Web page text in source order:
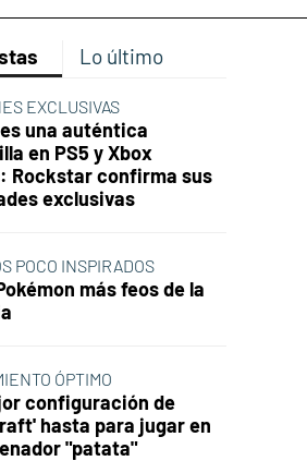
Lo último
EXCLUSIVAS
es una auténtica
en PS5 y Xbox
Rockstar confirma sus
exclusivas
POCO INSPIRADOS
más feos de la
ÓPTIMO
configuración de
hasta para jugar en
"patata"